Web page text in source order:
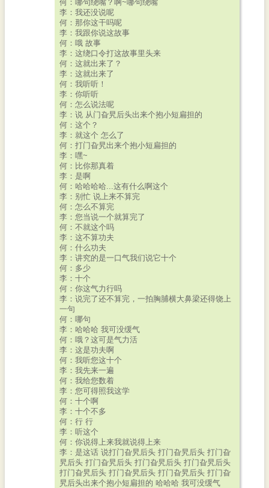
何：哪句绕嘴？啊~哪句绕嘴
李：我还没说呢
何：那你这干吗呢
李：我跟你说这故事
何：哦 故事
李：这绕口令打这故事里头来
何：这就出来了？
李：这就出来了
何：我听听！
李：你听听
何：怎么说法呢
李：说 从门旮旯后头出来个抱小短扁担的
何：这个？
李：就这个 怎么了
何：打门旮旯出来个抱小短扁担的
李：嘿~
何：比你那真着
李：是啊
何：哈哈哈哈...这有什么啊这个
李：别忙 说上来不算完
何：怎么不算完
李：您当说一个就算完了
何：不就这个吗
李：这不算功夫
何：什么功夫
李：讲究的是一口气我们说它十个
何：多少
李：十个
何：你这气力行吗
李：说完了还不算完，一拍胸脯横大鼻梁还得饶上
一句
何：哪句
李：哈哈哈 我可没缓气
何：哦？这可是气力活
李：这是功夫啊
何：我听您这十个
李：我先来一遍
何：我给您数着
李：您可得照我这学
何：十个啊
李：十个不多
何：行 行
李：听这个
何：你说得上来我就说得上来
李：是这话 说打门旮旯后头 打门旮旯后头 打门旮
旯后头 打门旮旯后头 打门旮旯后头 打门旮旯后头
打门旮旯后头 打门旮旯后头 打门旮旯后头 打门旮
旯后头出来个抱小短扁担的 哈哈哈 我可没缓气